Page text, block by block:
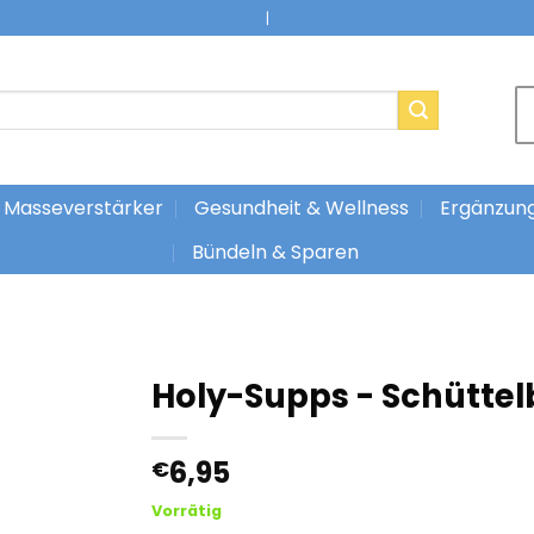
|
Masseverstärker Gesundheit & Wellness
Bündeln & Sparen
Holy-Supps -
€6,95
Vorrätig